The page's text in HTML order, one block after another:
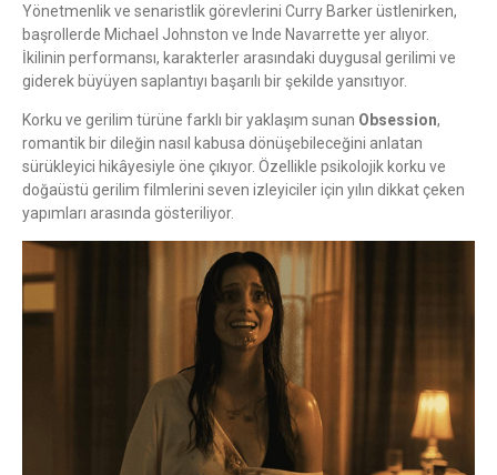
Yönetmenlik ve senaristlik görevlerini Curry Barker üstlenirken,
başrollerde Michael Johnston ve Inde Navarrette yer alıyor.
İkilinin performansı, karakterler arasındaki duygusal gerilimi ve
giderek büyüyen saplantıyı başarılı bir şekilde yansıtıyor.
Korku ve gerilim türüne farklı bir yaklaşım sunan Obsession,
romantik bir dileğin nasıl kabusa dönüşebileceğini anlatan
sürükleyici hikâyesiyle öne çıkıyor. Özellikle psikolojik korku ve
doğaüstü gerilim filmlerini seven izleyiciler için yılın dikkat çeken
yapımları arasında gösteriliyor.